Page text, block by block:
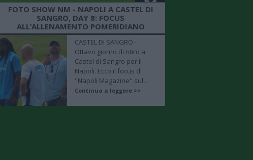
FOTO SHOW NM - NAPOLI A CASTEL DI
SANGRO, DAY 8: FOCUS
ALL’ALLENAMENTO POMERIDIANO
CASTEL DI SANGRO -
Ottavo giorno di ritiro a
Castel di Sangro per il
Napoli. Ecco il focus di
"Napoli Magazine" sul...
Continua a leggere >>